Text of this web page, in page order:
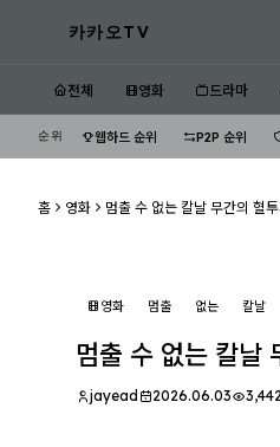
카카오TV
전체 영화 드라마
순위 웹하드 순위 P2P 순위
홈 영화 멈출 수 없는 칼날 무간의 혈
영화 멈출 없는 칼날
멈출 수 없는 칼날
jayead 2026.06.03